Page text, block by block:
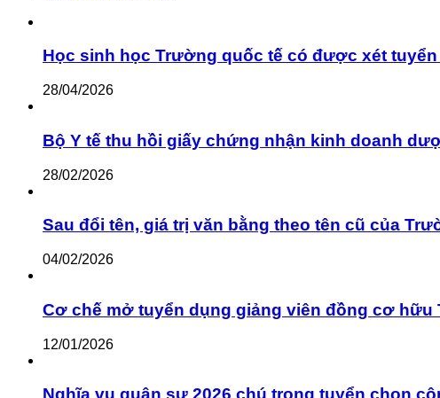
Học sinh học Trường quốc tế có được xét
28/04/2026
Bộ Y tế thu hồi giấy chứng nhận kinh doanh
28/02/2026
Sau đổi tên, giá trị văn bằng theo tên cũ của
04/02/2026
Cơ chế mở tuyển dụng giảng viên đồng cơ hữu
12/01/2026
Nghĩa vụ quân sự 2026 chú trọng tuyển chọn